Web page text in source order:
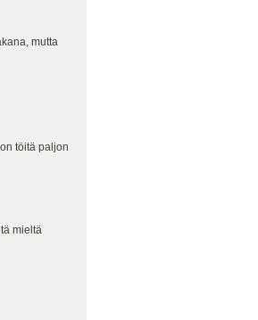
mutta
töitä paljon
mieltä